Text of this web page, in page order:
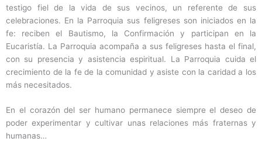
testigo fiel de la vida de sus vecinos, un referente de sus
celebraciones. En la Parroquia sus feligreses son iniciados en la
fe: reciben el Bautismo, la Confirmación y participan en la
Eucaristía. La Parroquia acompaña a sus feligreses hasta el final,
con su presencia y asistencia espiritual. La Parroquia cuida el
crecimiento de la fe de la comunidad y asiste con la caridad a los
más necesitados.
En el corazón del ser humano permanece siempre el deseo de
poder experimentar y cultivar unas relaciones más fraternas y
humanas…